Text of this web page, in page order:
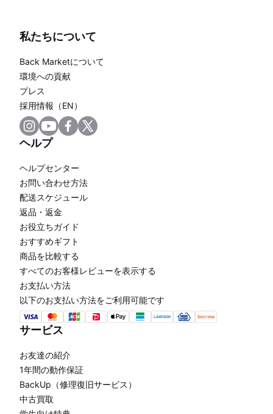
私たちについて
Back Marketについて
環境への貢献
プレス
採用情報（EN）
ヘルプ
ヘルプセンター
お問い合わせ方法
配送スケジュール
返品・返金
お役立ちガイド
おすすめギフト
商品を比較する
すべてのお客様レビューを表示する
お支払い方法
以下のお支払い方法をご利用可能です
サービス
お友達の紹介
1年間の動作保証
BackUp（修理復旧サービス）
中古買取